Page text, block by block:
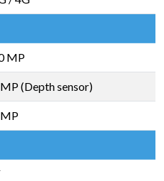
MP
(Depth sensor)